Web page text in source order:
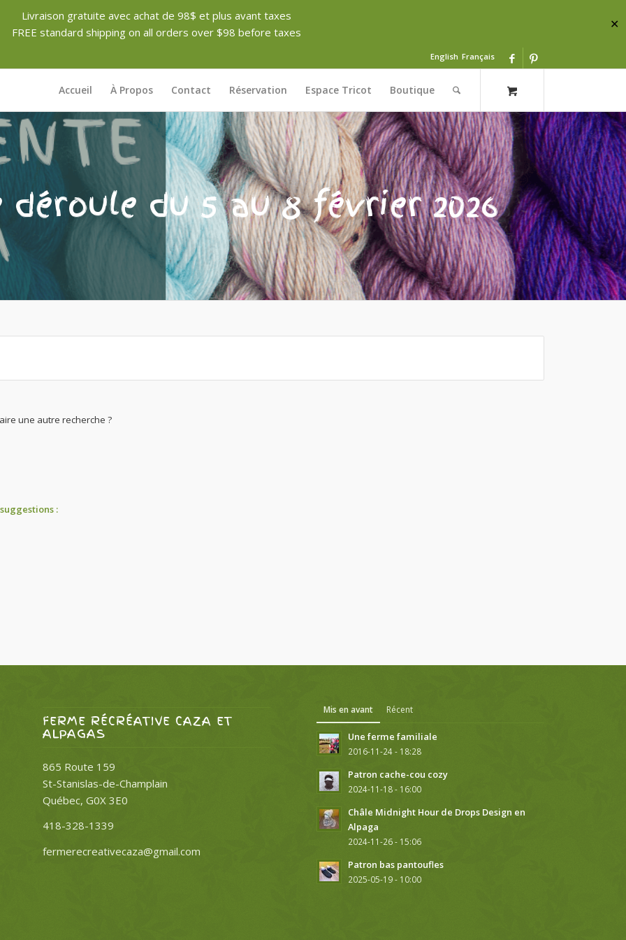
Livraison gratuite avec achat de 98$ et plus avant taxes
FREE standard shipping on all orders over $98 before taxes
✕
English Français
Accueil À Propos Contact Réservation Espace Tricot Boutique
du 5 au 8 février 2026
une autre recherche ?
:
FERME RÉCRÉATIVE CAZA ET
ALPAGAS
865 Route 159
St-Stanislas-de-Champlain
Québec, G0X 3E0
418-328-1339
fermerecreativecaza@gmail.com
Mis en avant Récent
Une ferme familiale
2016-11-24 - 18:28
Patron cache-cou cozy
2024-11-18 - 16:00
Châle Midnight Hour de Drops Design en
Alpaga
2024-11-26 - 15:06
Patron bas pantoufles
2025-05-19 - 10:00